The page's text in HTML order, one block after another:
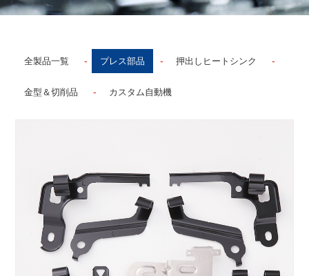
全製品一覧 - プレス部品 - 押出しヒートシンク -
金型＆切削品 - カスタム自動機